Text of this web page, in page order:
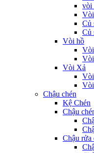
vòi
Vòi
Củ
Củ
Vòi hồ
Vòi Xả
Chậu chén
Kệ Chén
Chậu
Chậu rửa